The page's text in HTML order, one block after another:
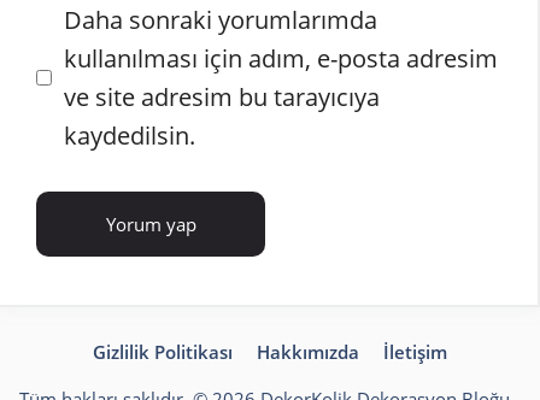
İnternet
sitesi
Daha sonraki yorumlarımda
kullanılması için adım, e-posta adresim
ve site adresim bu tarayıcıya
kaydedilsin.
Gizlilik Politikası Hakkımızda
İletişim